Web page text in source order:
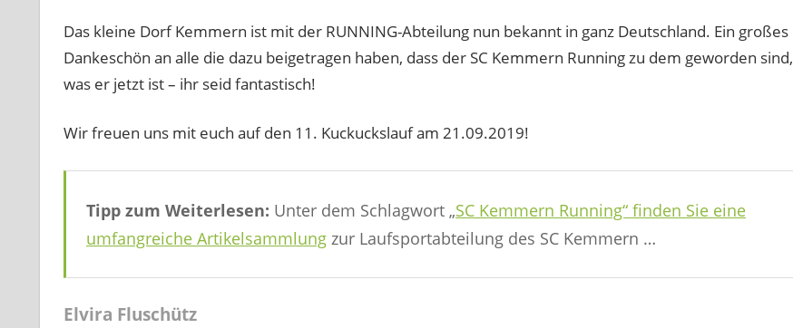
Das kleine Dorf Kemmern ist mit der RUNNING-Abteilung nun bekannt in ganz Deutschland. Ein großes
Dankeschön an alle die dazu beigetragen haben, dass der SC Kemmern Running zu dem geworden sind,
was er jetzt ist – ihr seid fantastisch!
Wir freuen uns mit euch auf den 11. Kuckuckslauf am 21.09.2019!
Tipp zum Weiterlesen: Unter dem Schlagwort „SC Kemmern Running“ finden Sie eine
umfangreiche Artikelsammlung zur Laufsportabteilung des SC Kemmern …
Elvira Fluschütz